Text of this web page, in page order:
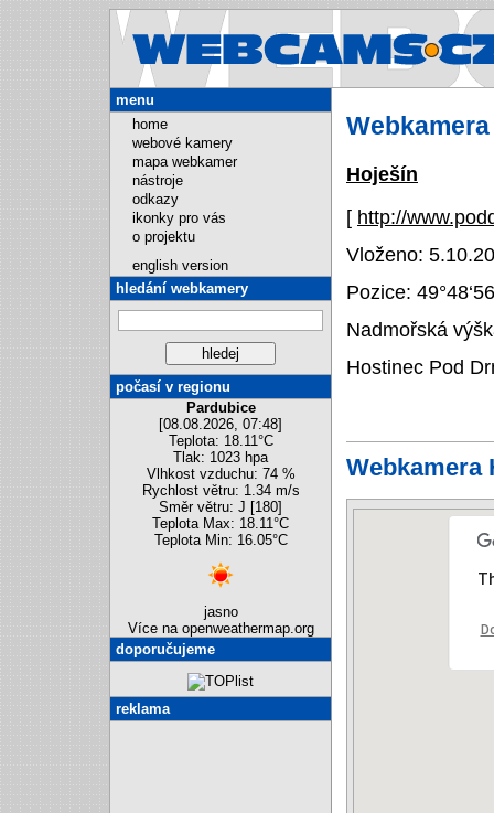
Hoješín
[ http://
Vloženo:
Pozice:
Nadmořská
Hostinec Pod
Webkamera
menu
home
webové kamery
mapa webkamer
nástroje
odkazy
ikonky pro vás
o projektu
english version
hledání webkamery
počasí v regionu
Pardubice
[08.08.2026, 07:48]
Teplota: 18.11°C
Tlak: 1023 hpa
Vlhkost vzduchu: 74 %
Rychlost větru: 1.34 m/s
Směr větru: J [180]
Teplota Max: 18.11°C
Teplota Min: 16.05°C
jasno
Více na openweathermap.org
doporučujeme
reklama